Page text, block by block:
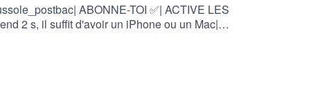
ABONNE-TOI ✅| ACTIVE LES
2 s, il suffit d'avoir un iPhone ou un Mac|